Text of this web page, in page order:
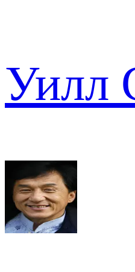
Уилл